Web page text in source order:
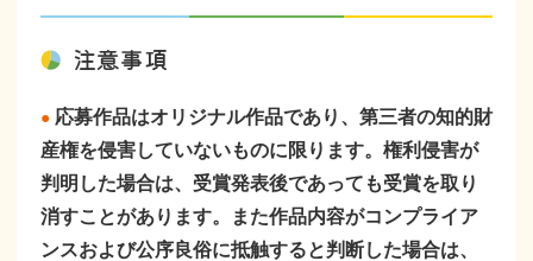
注意事項
●応募作品はオリジナル作品であり、第三者の知的財
産権を侵害していないものに限ります。権利侵害が
判明した場合は、受賞発表後であっても受賞を取り
消すことがあります。また作品内容がコンプライア
ンスおよび公序良俗に抵触すると判断した場合は、